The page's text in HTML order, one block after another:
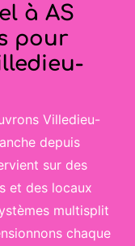
à AS
pour
Villedieu-
depuis
sur des
et des locaux
multisplit
chaque